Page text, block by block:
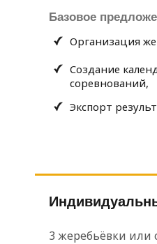
Базовое
Организация
Создание
соревнований,
Экспорт
3 жеребьёвки или